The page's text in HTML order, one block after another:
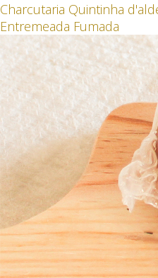
Charcutaria Quintinha
Entremeada Fumada